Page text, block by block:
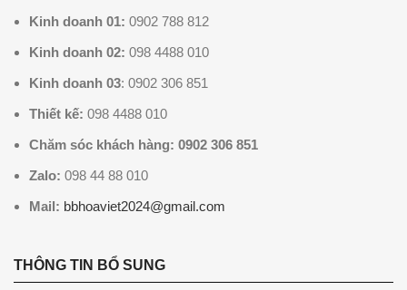
Kinh doanh 01: 0902 788 812
Kinh doanh 02: 098 4488 010
Kinh doanh 03: 0902 306 851
Thiết kế: 098 4488 010
Chăm sóc khách hàng: 0902 306 851
Zalo: 098 44 88 010
Mail: bbhoaviet2024@gmail.com
THÔNG TIN BỔ SUNG